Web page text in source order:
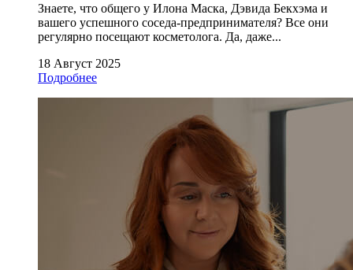
Знаете, что общего у Илона Маска, Дэвида Бекхэма и
вашего успешного соседа-предпринимателя? Все они
регулярно посещают косметолога. Да, даже...
18 Август 2025
Подробнее